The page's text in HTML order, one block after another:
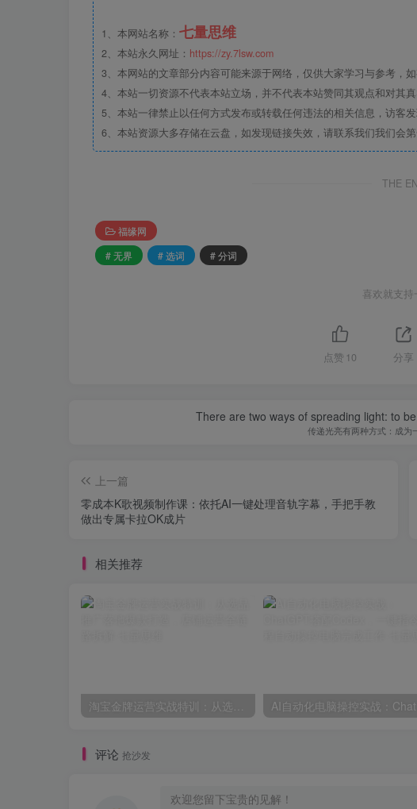
1、本网站名称： 七量思维
2、本站永久网址： https://zy.7lsw.com
3、本网站的文章部分内容可能来源于网络，仅供大家学习与参考，
4、本站一切资源不代表本站立场，并不代表本站赞同其观点和对其真
5、本站一律禁止以任何方式发布或转载任何违法的相关信息，访客
6、本站资源大多存储在云盘，如发现链接失效，请联系我们我们会第
THE
福缘网
# 无界
# 选词 # 分词
喜欢就支
点赞 10 分享
There are two ways of spreading light: to
传递光亮有两种方式：成为
上一篇
零成本K歌视频制作课：依托AI一键处理音轨字幕，手把手教
做出专属卡拉OK成片
相关推荐
评论 抢沙发